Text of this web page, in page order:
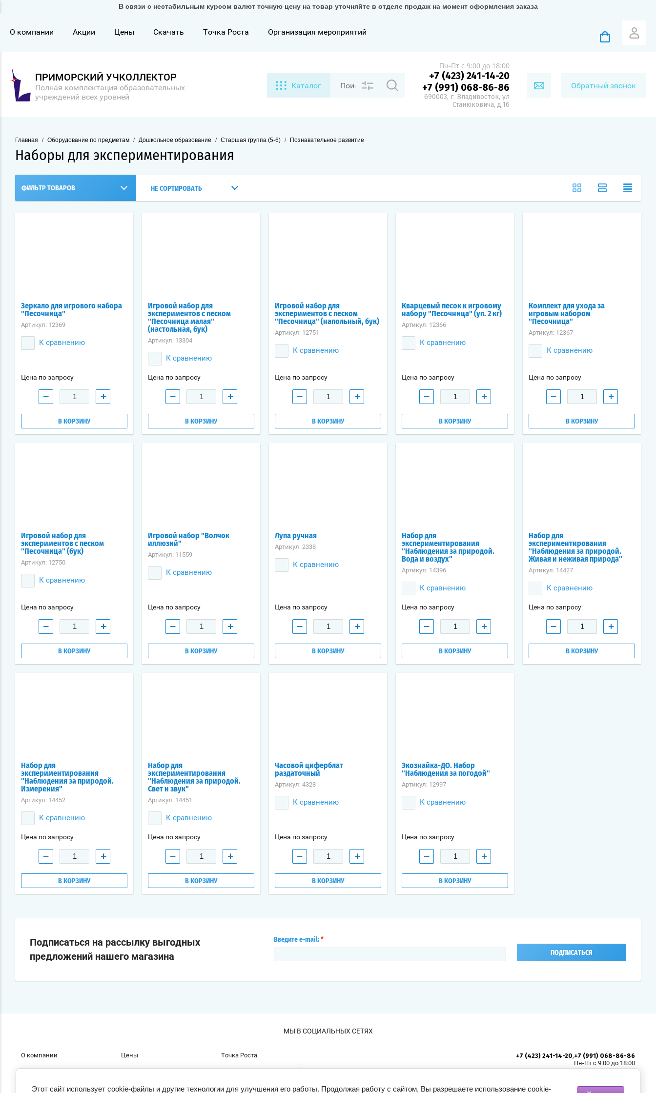
В связи с нестабильным курсом валют точную цену на товар уточняйте в отделе продаж на момент оформления заказа
О компании Акции Цены Скачать Точка Роста Организация мероприятий
ПРИМОРСКИЙ УЧКОЛЛЕКТОР
Полная комплектация образовательных
учреждений всех уровней
Каталог
Пн-Пт с 9:00 до 18:00
+7 (423) 241-14-20
+7 (991) 068-86-86
690003, г. Владивосток, ул
Станюковича, д.16
Обратный звонок
Главная / Оборудование по предметам / Дошкольное образование / Старшая группа (5-6) / Познавательное развитие
Наборы для экспериментирования
ФИЛЬТР ТОВАРОВ НЕ СОРТИРОВАТЬ
Зеркало для игрового набора
"Песочница"
Артикул: 12369
К сравнению
Цена по запросу
− +
В КОРЗИНУ
Игровой набор для
экспериментов с песком
"Песочница малая"
(настольная, бук)
Артикул: 13304
К сравнению
Цена по запросу
− +
В КОРЗИНУ
Игровой набор для
экспериментов с песком
"Песочница" (напольный, бук)
Артикул: 12751
К сравнению
Цена по запросу
− +
В КОРЗИНУ
Кварцевый песок к игровому
набору "Песочница" (уп. 2 кг)
Артикул: 12366
К сравнению
Цена по запросу
− +
В КОРЗИНУ
Комплект для ухода за
игровым набором
"Песочница"
Артикул: 12367
К сравнению
Цена по запросу
− +
В КОРЗИНУ
Игровой набор для
экспериментов с песком
"Песочница" (бук)
Артикул: 12750
К сравнению
Цена по запросу
− +
В КОРЗИНУ
Игровой набор "Волчок
иллюзий"
Артикул: 11559
К сравнению
Цена по запросу
− +
В КОРЗИНУ
Лупа ручная
Артикул: 2338
К сравнению
Цена по запросу
− +
В КОРЗИНУ
Набор для
экспериментирования
"Наблюдения за природой.
Вода и воздух"
Артикул: 14396
К сравнению
Цена по запросу
− +
В КОРЗИНУ
Набор для
экспериментирования
"Наблюдения за природой.
Живая и неживая природа"
Артикул: 14427
К сравнению
Цена по запросу
− +
В КОРЗИНУ
Набор для
экспериментирования
"Наблюдения за природой.
Измерения"
Артикул: 14452
К сравнению
Цена по запросу
− +
В КОРЗИНУ
Набор для
экспериментирования
"Наблюдения за природой.
Свет и звук"
Артикул: 14451
К сравнению
Цена по запросу
− +
В КОРЗИНУ
Часовой циферблат
раздаточный
Артикул: 4328
К сравнению
Цена по запросу
− +
В КОРЗИНУ
Экознайка-ДО. Набор
"Наблюдения за погодой"
Артикул: 12997
К сравнению
Цена по запросу
− +
В КОРЗИНУ
Подписаться на рассылку выгодных
предложений нашего магазина
Введите e-mail: *
ПОДПИСАТЬСЯ
МЫ В СОЦИАЛЬНЫХ СЕТЯХ
О компании
Акции
Цены
Скачать
Точка Роста
Организация мероприятий
+7 (423) 241-14-20,+7 (991) 068-86-86
Пн-Пт с 9:00 до 18:00
Адрес: 690003, г. Владивосток, ул Станюковича,
Этот сайт использует cookie-файлы и другие технологии для улучшения его работы. Продолжая работу с сайтом, Вы разрешаете использование cookie-